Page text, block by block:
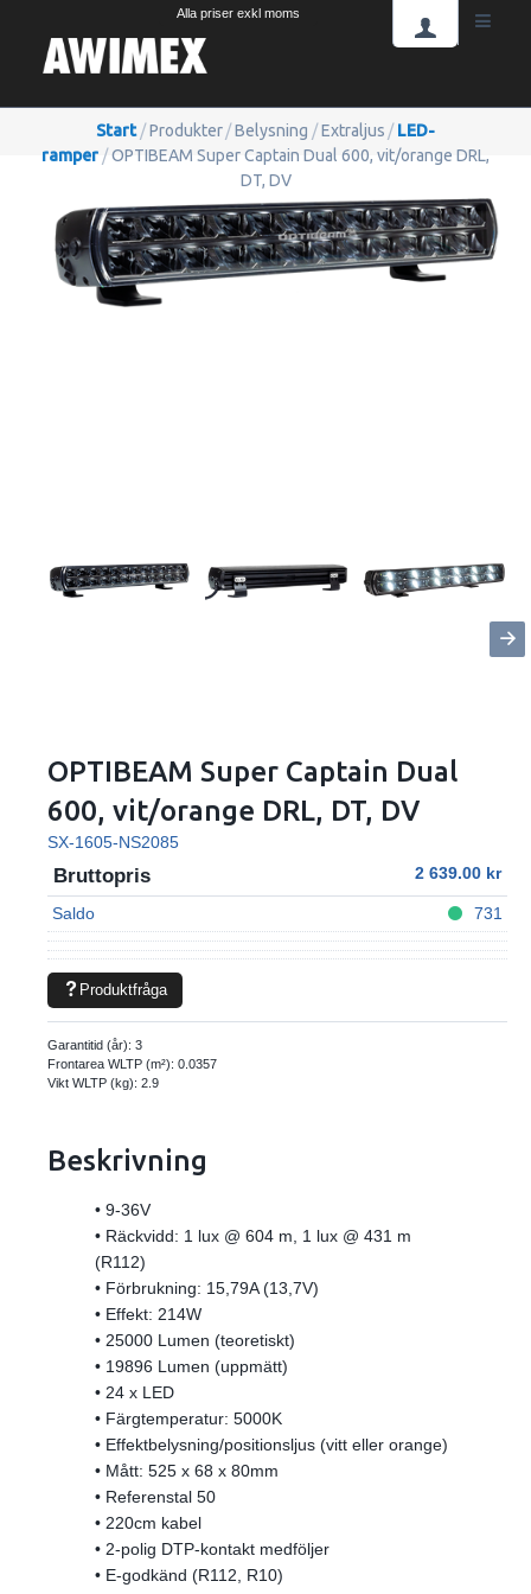
Alla priser exkl moms
Start / Produkter /Belysning / Extraljus / LED-
ramper /OPTIBEAM Super Captain Dual 600, vit/orange DRL,
DT, DV
OPTIBEAM Super Captain Dual
600, vit/orange DRL, DT, DV
SX-1605-NS2085
Bruttopris 2 639.00
Saldo 731
Produktfråga
Garantitid (år): 3
Frontarea WLTP (m²): 0.0357
Vikt WLTP (kg): 2.9
Beskrivning
• 9-36V
• Räckvidd: 1 lux @ 604 m, 1 lux @ 431 m
(R112)
• Förbrukning: 15,79A (13,7V)
• Effekt: 214W
• 25000 Lumen (teoretiskt)
• 19896 Lumen (uppmätt)
• 24 x LED
• Färgtemperatur: 5000K
• Effektbelysning/positionsljus (vitt eller orange)
• Mått: 525 x 68 x 80mm
• Referenstal 50
• 220cm kabel
• 2-polig DTP-kontakt medföljer
• E-godkänd (R112, R10)